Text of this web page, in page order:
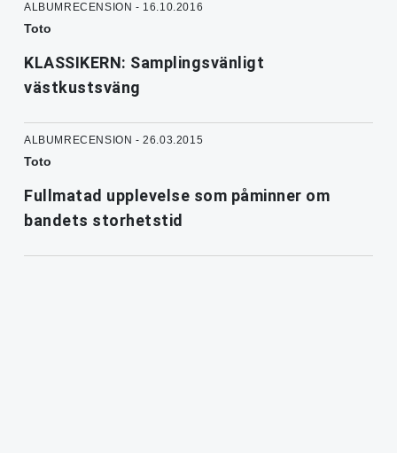
ALBUMRECENSION - 16.10.2016
Toto
KLASSIKERN: Samplingsvänligt
västkustsväng
ALBUMRECENSION - 26.03.2015
Toto
Fullmatad upplevelse som påminner om
bandets storhetstid